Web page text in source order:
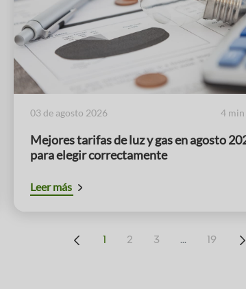
03 de agosto 2026 4
Mejores tarifas de luz y gas en agosto
para elegir correctamente
Leer más
1 2 3 ... 19